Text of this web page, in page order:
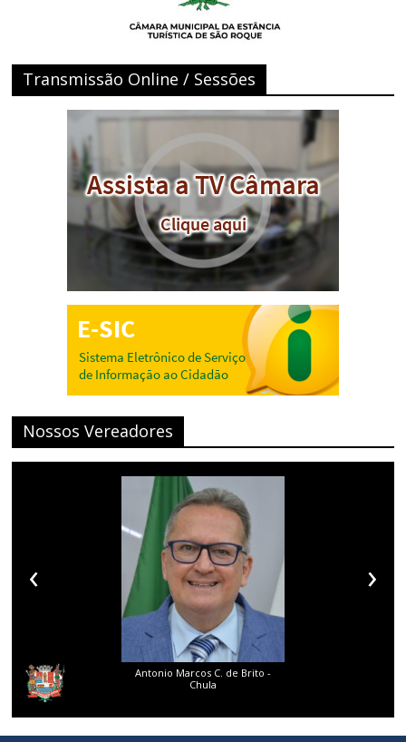
Transmissão Online / Sessões
Nossos Vereadores
Antonio Marcos C. de Brito -
Chula
‹ ›